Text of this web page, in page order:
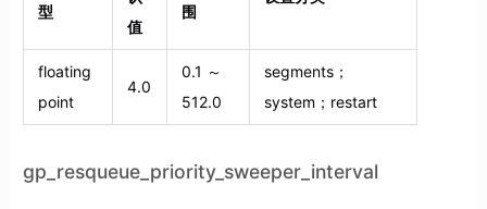
型
值
围
floating
point
4.0
0.1 ～
512.0
segments；
system；restart
gp_resqueue_priority_sweeper_interval